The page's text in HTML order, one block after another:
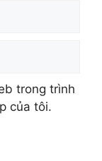
trong trình
của tôi.